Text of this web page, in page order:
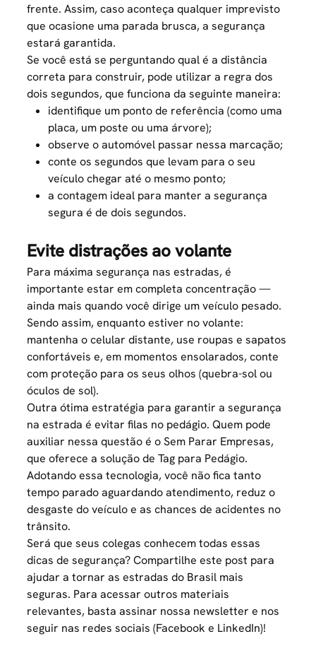
frente. Assim, caso aconteça qualquer imprevisto
que ocasione uma parada brusca, a segurança
estará garantida.
Se você está se perguntando qual é a distância
correta para construir, pode utilizar a regra dos
dois segundos, que funciona da seguinte maneira:
identifique um ponto de referência (como uma
placa, um poste ou uma árvore);
observe o automóvel passar nessa marcação;
conte os segundos que levam para o seu
veículo chegar até o mesmo ponto;
a contagem ideal para manter a segurança
segura é de dois segundos.
Evite distrações ao volante
Para máxima segurança nas estradas, é
importante estar em completa concentração —
ainda mais quando você dirige um veículo pesado.
Sendo assim, enquanto estiver no volante:
mantenha o celular distante, use roupas e sapatos
confortáveis e, em momentos ensolarados, conte
com proteção para os seus olhos (quebra-sol ou
óculos de sol).
Outra ótima estratégia para garantir a segurança
na estrada é evitarfilas no pedágio. Quem pode
auxiliar nessa questão é o Sem Parar Empresas,
que oferece asolução de Tag para Pedágio.
Adotando essa tecnologia, você não fica tanto
tempo parado aguardando atendimento, reduz o
desgaste do veículo e as chances de acidentes no
trânsito.
Será que seus colegas conhecem todas essas
dicas de segurança? Compartilhe este post para
ajudar a tornar as estradas do Brasil mais
seguras. Para acessar outros materiais
relevantes, bastaassinar nossa newsletter e nos
seguir nas redes sociais (Facebook e LinkedIn)!